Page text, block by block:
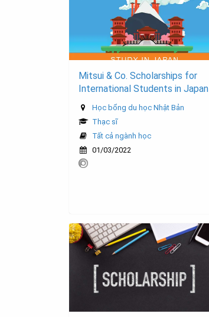
Mitsui & Co. Scholarships for
International Students in Japan
Học bổng du học Nhật Bản
Thạc sĩ
Tất cả ngành học
01/03/2022